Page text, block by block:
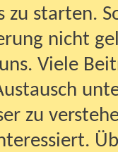
zu starten.
nicht
Viele
zu